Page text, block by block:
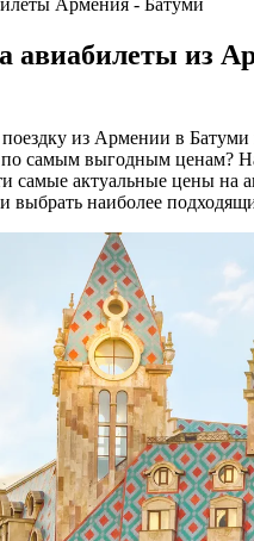
авиабилеты из
из Армении в Батуми
самым выгодным ценам?
самые актуальные цены на
выбрать наиболее